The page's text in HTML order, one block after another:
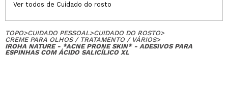
Ver todos de Cuidado do rosto
TOPO>CUIDADO PESSOAL>CUIDADO DO ROSTO>
CREME PARA OLHOS / TRATAMENTO / VÁRIOS>
IROHA NATURE - *ACNE PRONE SKIN* - ADESIVOS PARA
ESPINHAS COM ÁCIDO SALICÍLICO XL